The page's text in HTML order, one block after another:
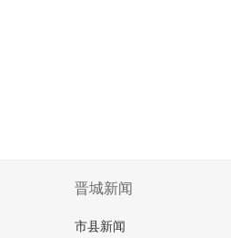
晋城新闻
市县新闻